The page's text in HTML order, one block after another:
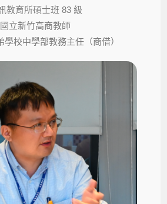
教育所碩士班 83 級
國立新竹高商教師
學校中學部教務主任（商借）